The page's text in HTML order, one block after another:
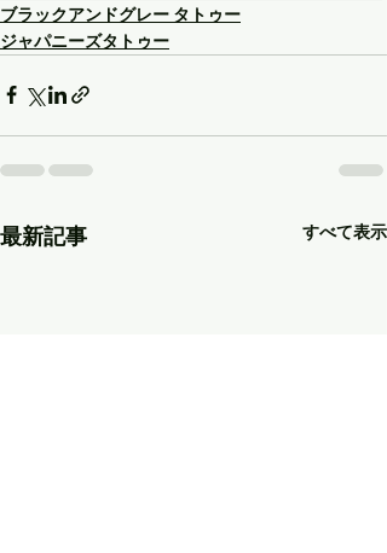
ブラックアンドグレー タトゥー
ジャパニーズタトゥー
最新記事 すべて表示